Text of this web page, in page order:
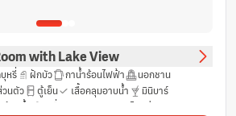
with Lake View
หรี่ ฝักบัว กาน้ำร้อนไฟฟ้า
นอกชาน
นตัว ตู้เย็น เสื้อคลุมอาบน้ำ
มินิบาร์
ห้องน้ำ
ไดร์เป่าผม